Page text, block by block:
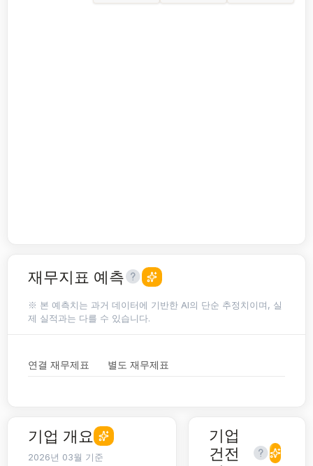
재무지표 예측
※ 본 예측치는 과거 데이터에 기반한 AI의 단순 추정치이며, 실
제 실적과는 다를 수 있습니다.
연결 재무제표 별도 재무제표
기업 개요
2026년 03월 기준
기업
건전